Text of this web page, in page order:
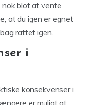
blot at vente
at du igen er egnet
rattet igen.
i
konsekvenser i
er muligt at